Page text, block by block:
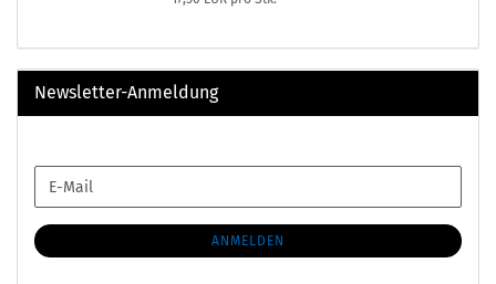
Newsletter-Anmeldung
ZUR
ANMELDUNG
E-
Mail
ANMELDEN